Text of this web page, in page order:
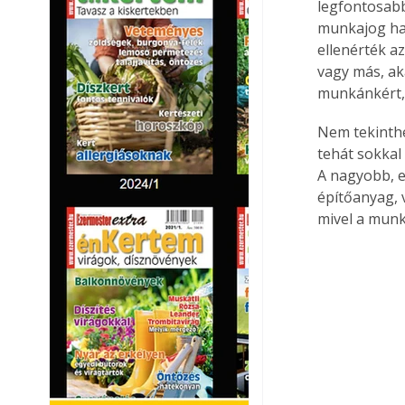
munkajog
ellenérték
vagy más,
Nem
tehát sokkal
A nagyobb,
építőanyag,
mivel a